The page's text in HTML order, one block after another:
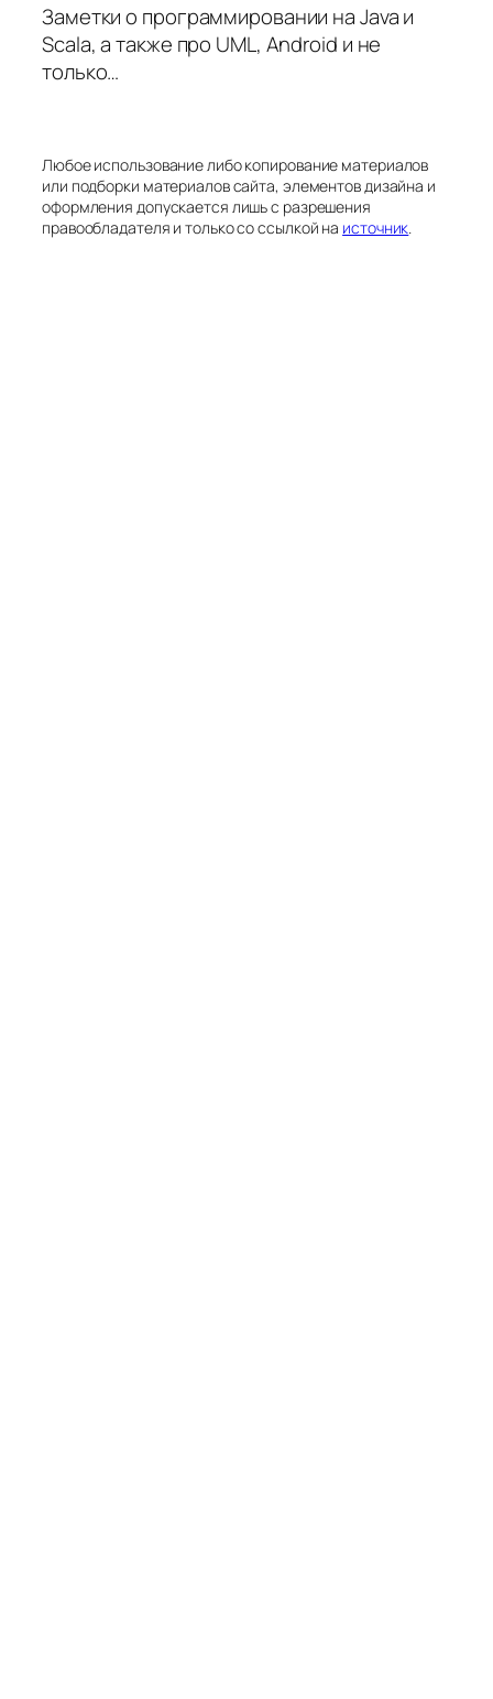
Заметки о программировании на Java и
Scala, а также про UML, Android и не
только…
Любое использование либо копирование материалов
или подборки материалов сайта, элементов дизайна и
оформления допускается лишь с разрешения
правообладателя и только со ссылкой на источник.